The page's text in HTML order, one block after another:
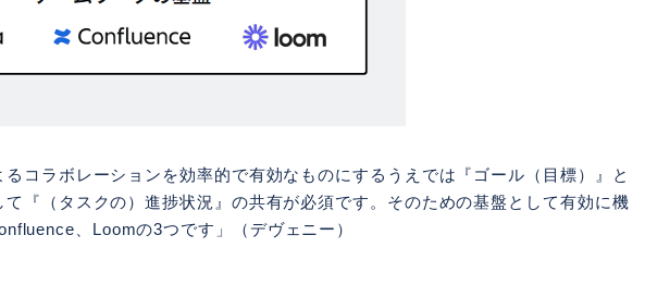
るコラボレーションを効率的で有効なものにするうえでは『ゴール（目標）』と
て『（タスクの）進捗状況』の共有が必須です。そのための基盤として有効に機
、Loomの3つです」（デヴェニー）